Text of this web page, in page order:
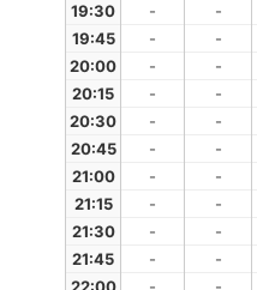
19:30
- -
19:45
- -
20:00
- -
20:15
- -
20:30
- -
20:45
- -
21:00
- -
21:15
- -
21:30
- -
21:45
- -